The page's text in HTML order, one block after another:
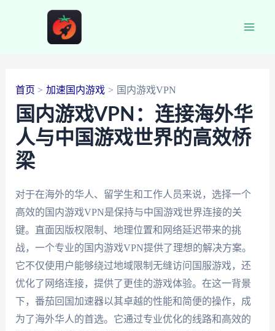
首页 加速国内游戏 国内游戏VPN
国内游戏VPN：连接海外华
人与中国游戏世界的高效桥
梁
对于在海外的华人、留学生和工作人员来说，选择一个
高效的国内游戏VPN是保持与中国游戏世界连接的关
键。直面因版权限制、地理位置和网络延迟带来的挑
战，一个专业的国内游戏VPN提供了理想的解决方案。
它不仅使用户能够绕过地域限制无缝访问国服游戏，还
优化了网络连接，提供了更佳的游戏体验。在这一背景
下，番茄回国加速器以其卓越的性能和简便的操作，成
为了海外华人的首选。它通过专业优化的线路和高效的